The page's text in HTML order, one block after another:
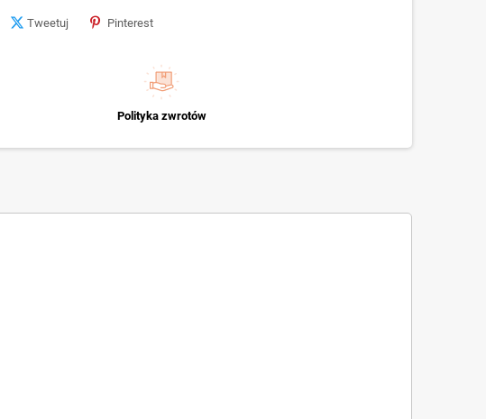
Tweetuj Pinterest
Polityka zwrotów